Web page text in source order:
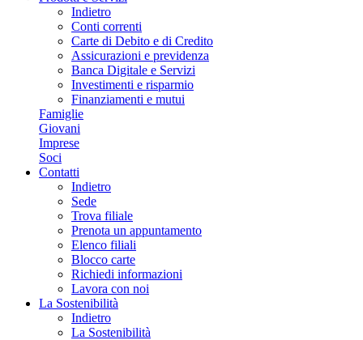
Indietro
Conti correnti
Carte di Debito e di Credito
Assicurazioni e previdenza
Banca Digitale e Servizi
Investimenti e risparmio
Finanziamenti e mutui
Famiglie
Giovani
Imprese
Soci
Contatti
Indietro
Sede
Trova filiale
Prenota un appuntamento
Elenco filiali
Blocco carte
Richiedi informazioni
Lavora con noi
La Sostenibilità
Indietro
La Sostenibilità